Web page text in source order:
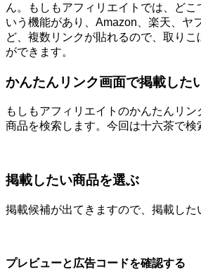
ん。もしもアフィリエイトでは、どこ
いう機能があり、Amazon、楽天、ヤ
ど、複数リンクが貼れるので、取りこ
ができます。
かんたんリンク画面で掲載した
もしもアフィリエイトのかんたんリ
商品を検索します。今回は十六茶で検
掲載したい商品を選ぶ
掲載候補が出てきますので、掲載した
プレビューと広告コードを確認する